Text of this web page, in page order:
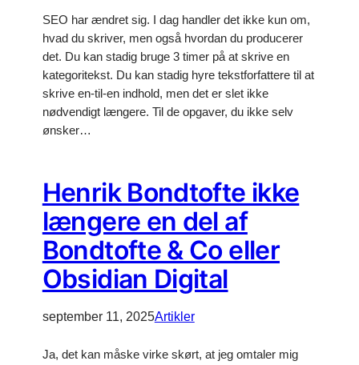
SEO har ændret sig. I dag handler det ikke kun om,
hvad du skriver, men også hvordan du producerer
det. Du kan stadig bruge 3 timer på at skrive en
kategoritekst. Du kan stadig hyre tekstforfattere til at
skrive en-til-en indhold, men det er slet ikke
nødvendigt længere. Til de opgaver, du ikke selv
ønsker…
Henrik Bondtofte ikke
længere en del af
Bondtofte & Co eller
Obsidian Digital
september 11, 2025Artikler
Ja, det kan måske virke skørt, at jeg omtaler mig